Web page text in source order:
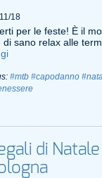
18
per le feste! È il
di sano relax alle
#mtb #capodanno
di